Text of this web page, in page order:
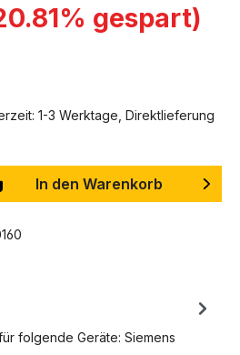
gespart)
1-3 Werktage, Direktlieferung
In den Warenkorb
folgende Geräte: Siemens